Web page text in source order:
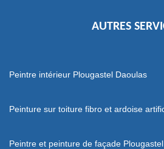
AUTRES
Peintre intérieur Plougastel Daoulas
Peinture sur toiture fibro et ardoise
Peintre et peinture de façade